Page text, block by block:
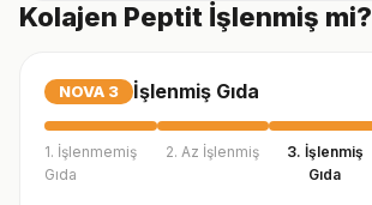
Kolajen Peptit İşlenmiş mi?
NOVA 3 İşlenmiş Gıda
1. İşlenmemiş
Gıda
2. Az İşlenmiş
3. İşlenmiş
Gıda